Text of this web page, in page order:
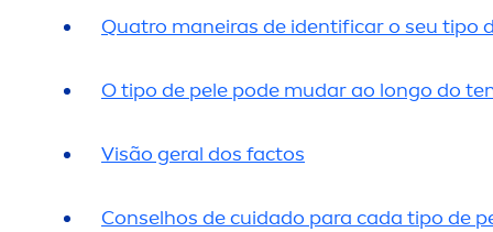
Quatro maneiras de identificar o seu tipo
O tipo de pele pode mudar ao longo do
Visão geral dos factos
Conselhos de cuidado para cada tipo de